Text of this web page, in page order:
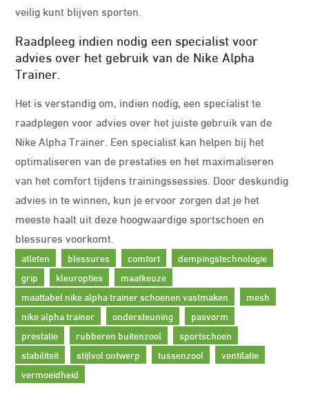
veilig kunt blijven sporten.
Raadpleeg indien nodig een specialist voor
advies over het gebruik van de Nike Alpha
Trainer.
Het is verstandig om, indien nodig, een specialist te
raadplegen voor advies over het juiste gebruik van de
Nike Alpha Trainer. Een specialist kan helpen bij het
optimaliseren van de prestaties en het maximaliseren
van het comfort tijdens trainingssessies. Door deskundig
advies in te winnen, kun je ervoor zorgen dat je het
meeste haalt uit deze hoogwaardige sportschoen en
blessures voorkomt.
atleten blessures comfort
dempingstechnologie
grip
kleuropties
maatkeuze
maattabel nike alpha trainer schoenen vastmaken
mesh
nike alpha trainer
ondersteuning
pasvorm
prestatie
rubberen buitenzool
sportschoen
stabiliteit
stijlvol ontwerp tussenzool
ventilatie
vermoeidheid